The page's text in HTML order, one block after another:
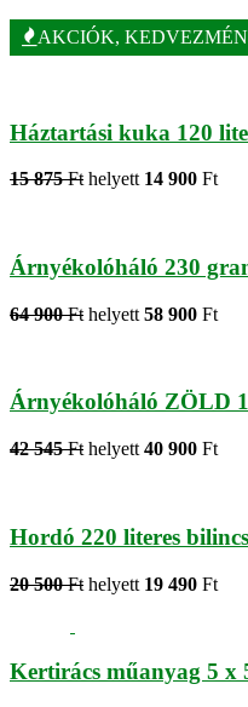
AKCIÓK,
Háztartási kuka 120
15 875 Ft helyett 14 900 Ft
Árnyékolóháló 230
64 900 Ft helyett 58 900 Ft
Árnyékolóháló ZÖLD
42 545 Ft helyett 40 900 Ft
Hordó 220 literes
20 500 Ft helyett 19 490 Ft
Kertirács műanyag 5 x